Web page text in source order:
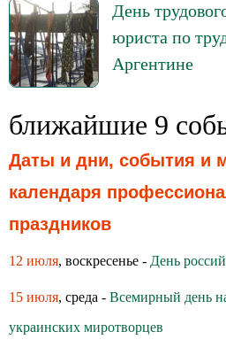
День
юриста по
Аргентине
ближайшие 9
Даты и дни, события и
календаря
праздников
12 июля, воскресенье - День
15 июля, среда - Всемирный день
украинских миротворцев